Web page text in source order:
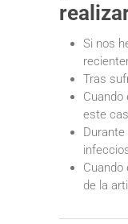
Si nos
Tras
Cuando
este
Cuando
de la